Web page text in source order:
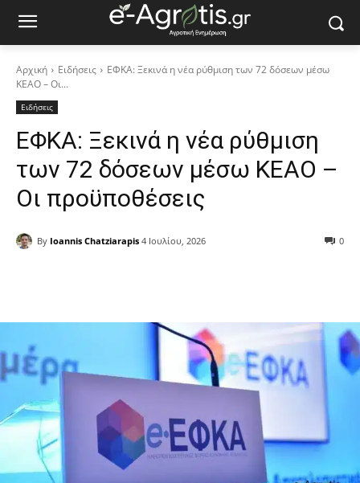
Αρχική Ειδήσεις
ΕΦΚΑ: Ξεκινά η νέα ρύθμιση των 72 δόσεων μέσω
ΚΕΑΟ – Οι...
Ειδήσεις
ΕΦΚΑ: Ξεκινά η νέα ρύθμιση
των 72 δόσεων μέσω ΚΕΑΟ –
Οι προϋποθέσεις
By Ioannis Chatziarapis 4 Ιουλίου, 2026 0